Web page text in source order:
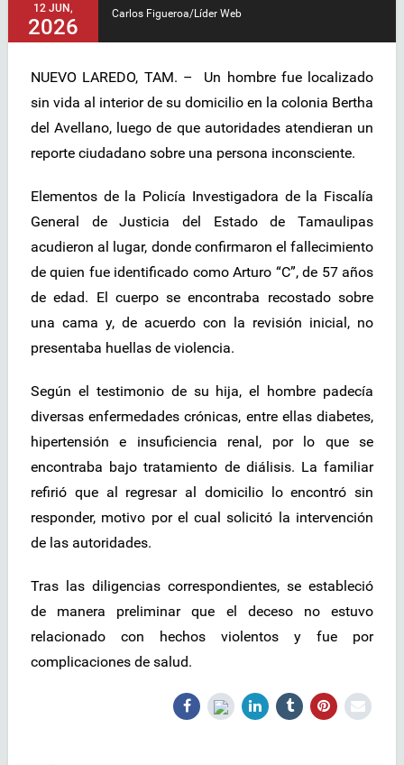
12 JUN,
2026
Carlos Figueroa/Líder Web
NUEVO LAREDO, TAM. – Un hombre fue localizado
sin vida al interior de su domicilio en la colonia Bertha
del Avellano, luego de que autoridades atendieran un
reporte ciudadano sobre una persona inconsciente.
Elementos de la Policía Investigadora de la Fiscalía
General de Justicia del Estado de Tamaulipas
acudieron al lugar, donde confirmaron el fallecimiento
de quien fue identificado como Arturo “C”, de 57 años
de edad. El cuerpo se encontraba recostado sobre
una cama y, de acuerdo con la revisión inicial, no
presentaba huellas de violencia.
Según el testimonio de su hija, el hombre padecía
diversas enfermedades crónicas, entre ellas diabetes,
hipertensión e insuficiencia renal, por lo que se
encontraba bajo tratamiento de diálisis. La familiar
refirió que al regresar al domicilio lo encontró sin
responder, motivo por el cual solicitó la intervención
de las autoridades.
Tras las diligencias correspondientes, se estableció
de manera preliminar que el deceso no estuvo
relacionado con hechos violentos y fue por
complicaciones de salud.